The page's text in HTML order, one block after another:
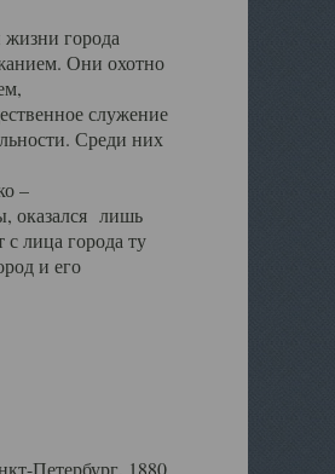
города
Они охотно
служение
Среди них
–
оказался лишь
лица города ту
и его
Петербург, 1880